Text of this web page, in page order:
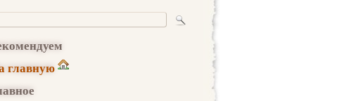
главную